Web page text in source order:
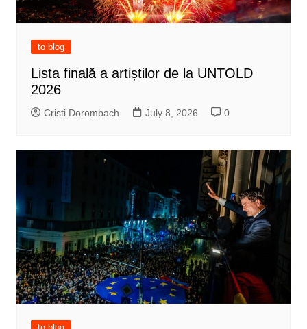
to blog
Lista finală a artiștilor de la UNTOLD
2026
Cristi Dorombach July 8, 2026 0